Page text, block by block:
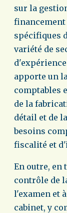
sur la
financement
spécifiques
variété de
apporte un
comptables
de la
détail et de
besoins
fiscalité et
En outre, en
contrôle de
l'examen et
cabinet, y